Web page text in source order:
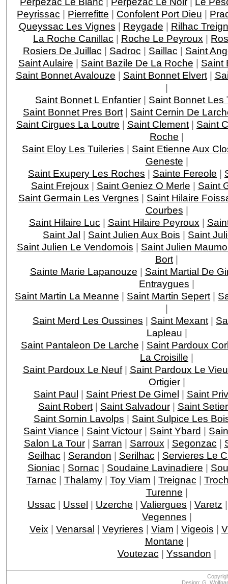
Peyrissac | Pierrefitte | Confolent Port Dieu |
Queyssac Les Vignes | Reygade | Rilhac
La Roche Canillac | Roche Le Peyroux |
Rosiers De Juillac | Sadroc | Saillac | Saint
Saint Aulaire | Saint Bazile De La Roche | Saint
Saint Bonnet Avalouze | Saint Bonnet Elvert|
|
Saint Bonnet L Enfantier | Saint Bonnet Les
Saint Bonnet Pres Bort | Saint Cernin De
Saint Cirgues La Loutre | Saint Clement | Saint
Roche |
Saint Eloy Les Tuileries | Saint Etienne Aux
Geneste |
Saint Exupery Les Roches | Sainte Fereole |
Saint Frejoux | Saint Geniez O Merle | Saint
Saint Germain Les Vergnes | Saint Hilaire
Courbes |
Saint Hilaire Luc | Saint Hilaire Peyroux |
Saint Jal | Saint Julien Aux Bois | Saint
Saint Julien Le Vendomois | Saint Julien
Bort |
Sainte Marie Lapanouze | Saint Martial De
Entraygues |
Saint Martin La Meanne | Saint Martin Sepert |
|
Saint Merd Les Oussines | Saint Mexant |
Lapleau |
Saint Pantaleon De Larche | Saint Pardoux
La Croisille |
Saint Pardoux Le Neuf| Saint Pardoux Le
Ortigier|
Saint Paul | Saint Priest De Gimel | Saint
Saint Robert| Saint Salvadour| Saint
Saint Sornin Lavolps | Saint Sulpice Les
Saint Viance | Saint Victour | Saint Ybard |
Salon La Tour| Sarran | Sarroux | Segonzac |
Seilhac | Serandon | Serilhac | Servieres Le
Sioniac | Sornac | Soudaine Lavinadiere |
Tarnac | Thalamy| Toy Viam | Treignac |
Turenne |
Ussac | Ussel | Uzerche | Valiergues | Varetz
Vegennes |
Veix | Venarsal | Veyrieres | Viam | Vigeois |
Montane |
Voutezac | Yssandon |
Design: G.